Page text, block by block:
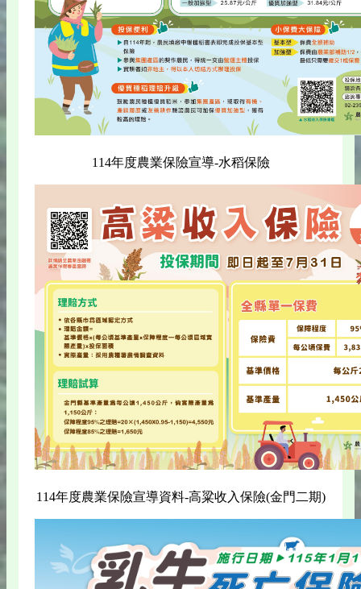
114年度農業保險宣導-水稻保險
114年度農業保險宣導資料-高粱收入保險(金門二期)